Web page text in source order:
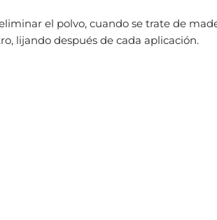
el polvo, cuando se trate de
lijando después de cada aplicación.